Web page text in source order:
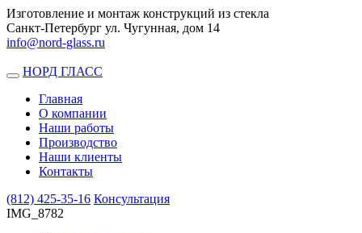
Изготовление и монтаж конструкций из стекла
Санкт-Петербург ул. Чугунная, дом 14
info@nord-glass.ru
Toggle
navigation
НОРД ГЛАСС
Главная
О компании
Наши работы
Производство
Наши клиенты
Контакты
(812) 425-35-16 Консультация
IMG_8782